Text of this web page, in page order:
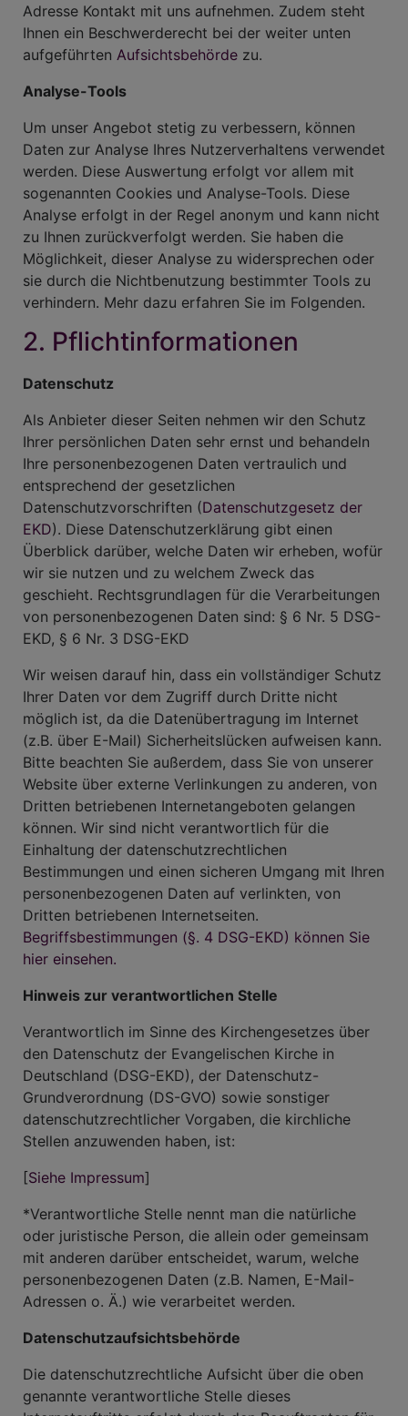
Adresse Kontakt mit uns aufnehmen. Zudem steht
Ihnen ein Beschwerderecht bei der weiter unten
aufgeführten Aufsichtsbehörde zu.
Analyse-Tools
Um unser Angebot stetig zu verbessern, können
Daten zur Analyse Ihres Nutzerverhaltens verwendet
werden. Diese Auswertung erfolgt vor allem mit
sogenannten Cookies und Analyse-Tools. Diese
Analyse erfolgt in der Regel anonym und kann nicht
zu Ihnen zurückverfolgt werden. Sie haben die
Möglichkeit, dieser Analyse zu widersprechen oder
sie durch die Nichtbenutzung bestimmter Tools zu
verhindern. Mehr dazu erfahren Sie im Folgenden.
2. Pflichtinformationen
Datenschutz
Als Anbieter dieser Seiten nehmen wir den Schutz
Ihrer persönlichen Daten sehr ernst und behandeln
Ihre personenbezogenen Daten vertraulich und
entsprechend der gesetzlichen
Datenschutzvorschriften (Datenschutzgesetz der
EKD). Diese Datenschutzerklärung gibt einen
Überblick darüber, welche Daten wir erheben, wofür
wir sie nutzen und zu welchem Zweck das
geschieht. Rechtsgrundlagen für die Verarbeitungen
von personenbezogenen Daten sind: § 6 Nr. 5 DSG-
EKD, § 6 Nr. 3 DSG-EKD
Wir weisen darauf hin, dass ein vollständiger Schutz
Ihrer Daten vor dem Zugriff durch Dritte nicht
möglich ist, da die Datenübertragung im Internet
(z.B. über E-Mail) Sicherheitslücken aufweisen kann.
Bitte beachten Sie außerdem, dass Sie von unserer
Website über externe Verlinkungen zu anderen, von
Dritten betriebenen Internetangeboten gelangen
können. Wir sind nicht verantwortlich für die
Einhaltung der datenschutzrechtlichen
Bestimmungen und einen sicheren Umgang mit Ihren
personenbezogenen Daten auf verlinkten, von
Dritten betriebenen Internetseiten.
Begriffsbestimmungen (§. 4 DSG-EKD) können Sie
hier einsehen.
Hinweis zur verantwortlichen Stelle
Verantwortlich im Sinne des Kirchengesetzes über
den Datenschutz der Evangelischen Kirche in
Deutschland (DSG-EKD), der Datenschutz-
Grundverordnung (DS-GVO) sowie sonstiger
datenschutzrechtlicher Vorgaben, die kirchliche
Stellen anzuwenden haben, ist:
[Siehe Impressum]
*Verantwortliche Stelle nennt man die natürliche
oder juristische Person, die allein oder gemeinsam
mit anderen darüber entscheidet, warum, welche
personenbezogenen Daten (z.B. Namen, E-Mail-
Adressen o. Ä.) wie verarbeitet werden.
Datenschutzaufsichtsbehörde
Die datenschutzrechtliche Aufsicht über die oben
genannte verantwortliche Stelle dieses